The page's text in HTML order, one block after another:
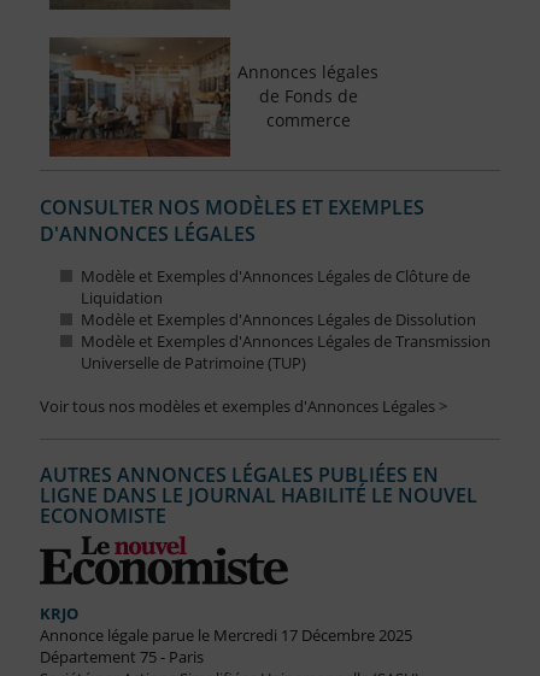
Annonces légales
de Fonds de
commerce
CONSULTER NOS MODÈLES ET EXEMPLES
D'ANNONCES LÉGALES
Modèle et Exemples d'Annonces Légales de Clôture de
Liquidation
Modèle et Exemples d'Annonces Légales de Dissolution
Modèle et Exemples d'Annonces Légales de Transmission
Universelle de Patrimoine (TUP)
Voir tous nos modèles et exemples d'Annonces Légales >
AUTRES ANNONCES LÉGALES PUBLIÉES EN
LIGNE DANS LE JOURNAL HABILITÉ LE NOUVEL
ECONOMISTE
KRJO
Annonce légale parue le Mercredi 17 Décembre 2025
Département 75 - Paris